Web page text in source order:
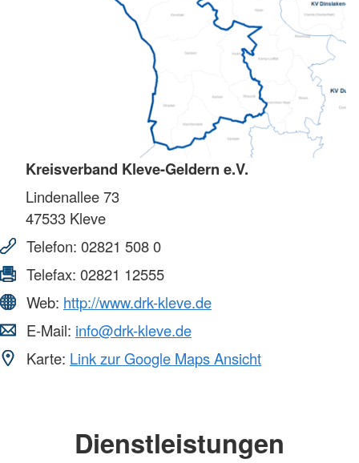
Kreisverband Kleve-Geldern e.V.
Lindenallee 73
47533 Kleve
Telefon: 02821 508 0
Telefax: 02821 12555
Web: http://www.drk-kleve.de
E-Mail: info@drk-kleve.de
Karte: Link zur Google Maps Ansicht
Dienstleistungen